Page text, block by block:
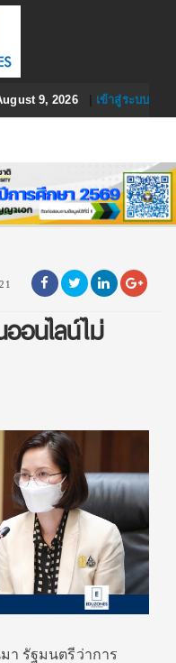
9, 2026| เข้าสู่ระบบ
อนไลน์ไม่
า รัฐมนตรีว่าการ